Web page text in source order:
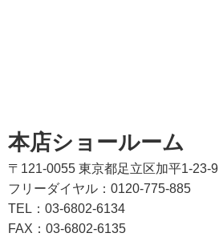
本店ショールーム
〒121-0055 東京都足立区加平1-23-9
フリーダイヤル：0120-775-885
TEL：03-6802-6134
FAX：03-6802-6135